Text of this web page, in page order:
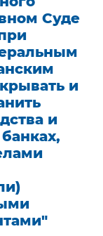
Суде
и
и